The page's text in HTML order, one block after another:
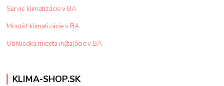
Servis klimatizácie v BA
Montáž klimatizácie v BA
Obhliadka miesta inštalácie v BA
KLIMA-SHOP.SK